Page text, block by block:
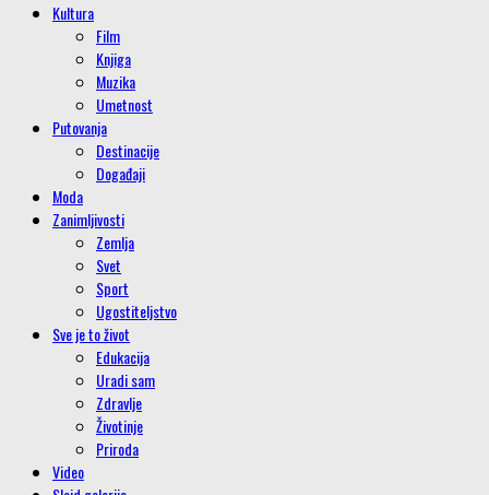
Kultura
Film
Knjiga
Muzika
Umetnost
Putovanja
Destinacije
Događaji
Moda
Zanimljivosti
Zemlja
Svet
Sport
Ugostiteljstvo
Sve je to život
Edukacija
Uradi sam
Zdravlje
Životinje
Priroda
Video